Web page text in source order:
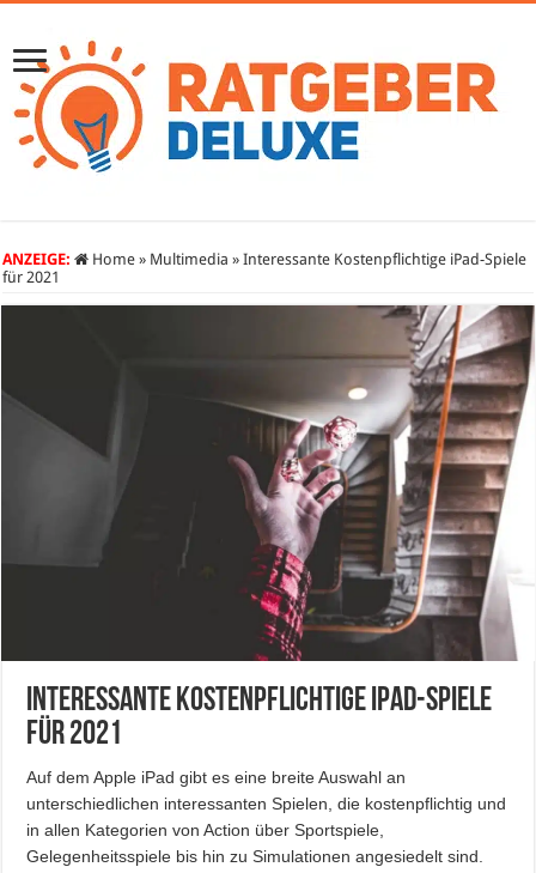
ANZEIGE: Home » Multimedia » Interessante Kostenpflichtige iPad-Spiele
für 2021
Interessante Kostenpflichtige iPad-Spiele
für 2021
Auf dem Apple iPad gibt es eine breite Auswahl an
unterschiedlichen interessanten Spielen, die kostenpflichtig und
in allen Kategorien von Action über Sportspiele,
Gelegenheitsspiele bis hin zu Simulationen angesiedelt sind.